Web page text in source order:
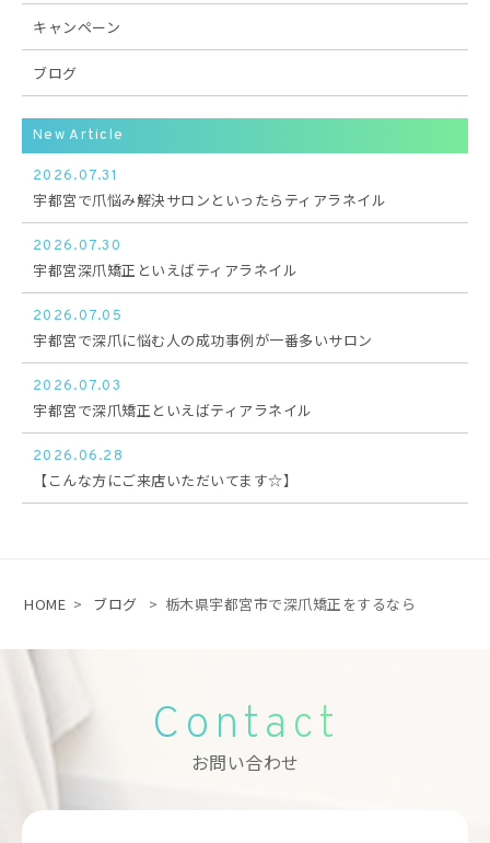
キャンペーン
ブログ
New Article
2026.07.31
宇都宮で爪悩み解決サロンといったらティアラネイル
2026.07.30
宇都宮深爪矯正といえばティアラネイル
2026.07.05
宇都宮で深爪に悩む人の成功事例が一番多いサロン
2026.07.03
宇都宮で深爪矯正といえばティアラネイル
2026.06.28
【こんな方にご来店いただいてます☆】
HOME > ブログ > 栃木県宇都宮市で深爪矯正をするなら
Contact
お問い合わせ